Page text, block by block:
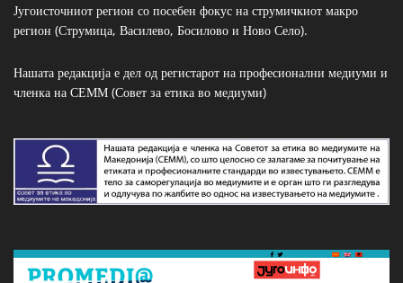
Југоисточниот регион со посебен фокус на струмичкиот макро
регион (Струмица, Василево, Босилово и Ново Село).
Нашата редакција е дел од регистарот на професионални медиуми и
членка на СЕММ (Совет за етика во медиуми)